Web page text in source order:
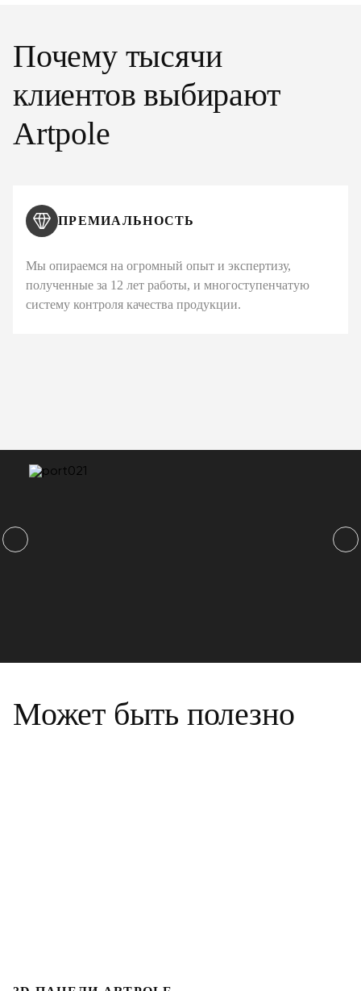
Почему тысячи
клиентов выбирают
Artpole
ПРЕМИАЛЬНОСТЬ
Мы опираемся на огромный опыт и экспертизу,
полученные за 12 лет работы, и многоступенчатую
систему контроля качества продукции.
Может быть полезно